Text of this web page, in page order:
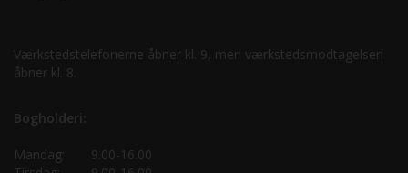
Værkstedstelefonerne åbner kl. 9, men værkstedsmodtagelsen
åbner kl. 8.
Bogholderi:
Mandag:
9.00-16.00